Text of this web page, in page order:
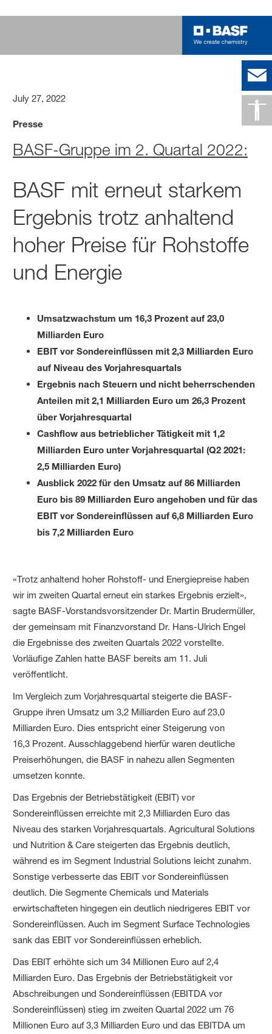
July 27, 2022
Presse
BASF-Gruppe im 2. Quartal 2022:
BASF mit erneut starkem
Ergebnis trotz anhaltend
hoher Preise für Rohstoffe
und Energie
Umsatzwachstum um 16,3 Prozent auf 23,0
Milliarden Euro
EBIT vor Sondereinflüssen mit 2,3 Milliarden Euro
auf Niveau des Vorjahresquartals
Ergebnis nach Steuern und nicht beherrschenden
Anteilen mit 2,1 Milliarden Euro um 26,3 Prozent
über Vorjahresquartal
Cashflow aus betrieblicher Tätigkeit mit 1,2
Milliarden Euro unter Vorjahresquartal (Q2 2021:
2,5 Milliarden Euro)
Ausblick 2022 für den Umsatz auf 86 Milliarden
Euro bis 89 Milliarden Euro angehoben und für das
EBIT vor Sondereinflüssen auf 6,8 Milliarden Euro
bis 7,2 Milliarden Euro
«Trotz anhaltend hoher Rohstoff- und Energiepreise haben
wir im zweiten Quartal erneut ein starkes Ergebnis erzielt»,
sagte BASF-Vorstandsvorsitzender Dr. Martin Brudermüller,
der gemeinsam mit Finanzvorstand Dr. Hans-Ulrich Engel
die Ergebnisse des zweiten Quartals 2022 vorstellte.
Vorläufige Zahlen hatte BASF bereits am 11. Juli
veröffentlicht.
Im Vergleich zum Vorjahresquartal steigerte die BASF-
Gruppe ihren Umsatz um 3,2 Milliarden Euro auf 23,0
Milliarden Euro. Dies entspricht einer Steigerung von
16,3 Prozent. Ausschlaggebend hierfür waren deutliche
Preiserhöhungen, die BASF in nahezu allen Segmenten
umsetzen konnte.
Das Ergebnis der Betriebstätigkeit (EBIT) vor
Sondereinflüssen erreichte mit 2,3 Milliarden Euro das
Niveau des starken Vorjahresquartals. Agricultural Solutions
und Nutrition & Care steigerten das Ergebnis deutlich,
während es im Segment Industrial Solutions leicht zunahm.
Sonstige verbesserte das EBIT vor Sondereinflüssen
deutlich. Die Segmente Chemicals und Materials
erwirtschafteten hingegen ein deutlich niedrigeres EBIT vor
Sondereinflüssen. Auch im Segment Surface Technologies
sank das EBIT vor Sondereinflüssen erheblich.
Das EBIT erhöhte sich um 34 Millionen Euro auf 2,4
Milliarden Euro. Das Ergebnis der Betriebstätigkeit vor
Abschreibungen und Sondereinflüssen (EBITDA vor
Sondereinflüssen) stieg im zweiten Quartal 2022 um 76
Millionen Euro auf 3,3 Milliarden Euro und das EBITDA um